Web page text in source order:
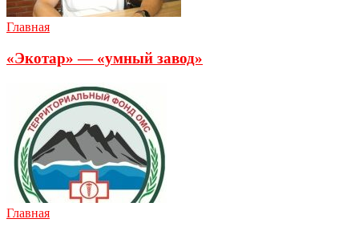
Главная
«Экотар» — «умный завод»
Главная